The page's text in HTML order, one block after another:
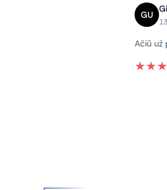
GU
Ačiū už
★★★